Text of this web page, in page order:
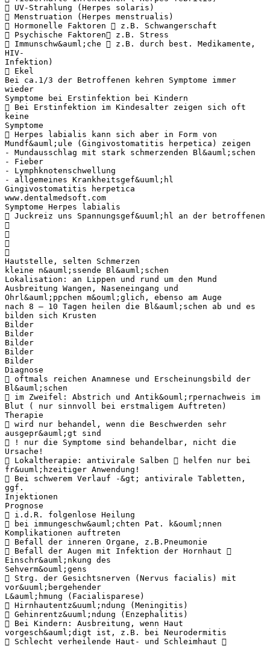
 UV-Strahlung (Herpes solaris)
 Menstruation (Herpes menstrualis)
 Hormonelle Faktoren  z.B. Schwangerschaft
 Psychische Faktoren z.B. Stress
 Immunschw&auml;che  z.B. durch best. Medikamente,
HIV-
Infektion)
 Ekel
Bei ca.1/3 der Betroffenen kehren Symptome immer
wieder
Symptome bei Erstinfektion bei Kindern
 Bei Erstinfektion im Kindesalter zeigen sich oft
keine
Symptome
 Herpes labialis kann sich aber in Form von
Mundf&auml;ule (Gingivostomatitis herpetica) zeigen
- Mundausschlag mit stark schmerzenden Bl&auml;schen
- Fieber
- Lymphknotenschwellung
- allgemeines Krankheitsgef&uuml;hl
Gingivostomatitis herpetica
www.dentalmedsoft.com
Symptome Herpes labialis
 Juckreiz uns Spannungsgef&uuml;hl an der betroffenen




Hautstelle, selten Schmerzen
kleine n&auml;ssende Bl&auml;schen
Lokalisation: an Lippen und rund um den Mund
Ausbreitung Wangen, Naseneingang und
Ohrl&auml;ppchen m&ouml;glich, ebenso am Auge
nach 8 – 10 Tagen heilen die Bl&auml;schen ab und es
bilden sich Krusten
Bilder
Bilder
Bilder
Bilder
Bilder
Diagnose
 oftmals reichen Anamnese und Erscheinungsbild der
Bl&auml;schen
 im Zweifel: Abstrich und Antik&ouml;rpernachweis im
Blut ( nur sinnvoll bei erstmaligem Auftreten)
Therapie
 wird nur behandel, wenn die Beschwerden sehr
ausgepr&auml;gt sind
 ! nur die Symptome sind behandelbar, nicht die
Ursache!
 Lokaltherapie: antivirale Salben  helfen nur bei
fr&uuml;hzeitiger Anwendung!
 Bei schwerem Verlauf -&gt; antivirale Tabletten,
ggf.
Injektionen
Prognose
 i.d.R. folgenlose Heilung
 bei immungeschw&auml;chten Pat. k&ouml;nnen
Komplikationen auftreten
 Befall der inneren Organe, z.B.Pneumonie
 Befall der Augen mit Infektion der Hornhaut 
Einschr&auml;nkung des
Sehverm&ouml;gens
 Strg. der Gesichtsnerven (Nervus facialis) mit
vor&uuml;bergehender
L&auml;hmung (Facialisparese)
 Hirnhautentz&uuml;ndung (Meningitis)
 Gehinrentz&uuml;ndung (Enzephalitis)
 Bei Kindern: Ausbreitung, wenn Haut
vorgesch&auml;digt ist, z.B. bei Neurodermitis
 Schlecht verheilende Haut- und Schleimhaut 